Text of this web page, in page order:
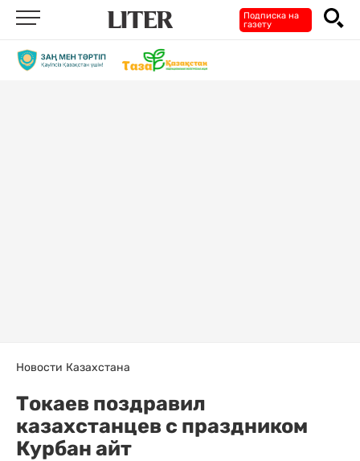
Подписка на
газету
Новости Казахстана
Токаев поздравил
казахстанцев с праздником
Курбан айт